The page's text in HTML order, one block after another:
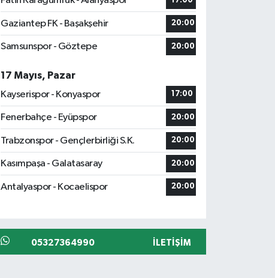
Gaziantep FK - Başakşehir 20:00
Samsunspor - Göztepe 20:00
17 Mayıs, Pazar
Kayserispor - Konyaspor
17:00
Fenerbahçe - Eyüpspor 20:00
Trabzonspor - Gençlerbirliği S.K. 20:00
Kasımpaşa - Galatasaray 20:00
Antalyaspor - Kocaelispor 20:00
05327364990 İLETIŞIM